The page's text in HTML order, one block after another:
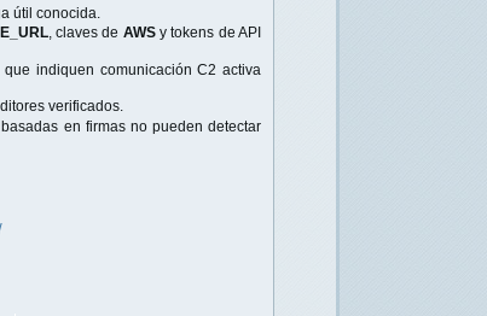
útil conocida.
, claves de AWSy tokens de API
indiquen comunicación C2 activa
verificados.
en firmas no pueden detectar